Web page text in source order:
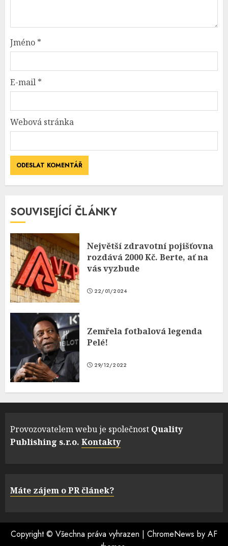
Jméno *
E-mail *
Webová stránka
SOUVISEJÍCÍ ČLÁNKY
Největší zdravotní pojišťovna
rozdává 2000 Kč. Berte, ať na
vás vyzbude
22/01/2024
Zemřela fotbalová legenda
Pelé!
29/12/2022
Provozovatelem webu je společnost Quality
Publishing s.r.o. Kontakty
Máte zájem o PR článek?
Copyright © Všechna práva vyhrazen | ChromeNews by AF